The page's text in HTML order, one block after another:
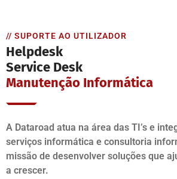
// SUPORTE AO UTILIZADOR
Helpdesk
Service Desk
Manutenção Informática
A Dataroad atua na área das TI’s e
serviços informática e consultoria
missão de desenvolver soluções que
a crescer.